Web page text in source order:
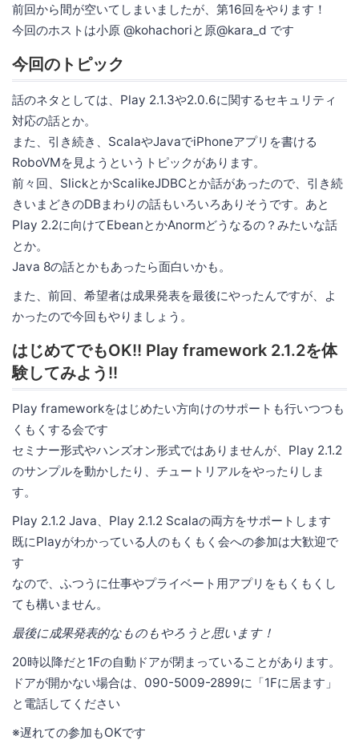
前回から間が空いてしまいましたが、第16回をやります！
今回のホストは小原 @kohachoriと原@kara_d です
今回のトピック
話のネタとしては、Play 2.1.3や2.0.6に関するセキュリティ
対応の話とか。
また、引き続き、ScalaやJavaでiPhoneアプリを書ける
RoboVMを見ようというトピックがあります。
前々回、SlickとかScalikeJDBCとか話があったので、引き続
きいまどきのDBまわりの話もいろいろありそうです。あと
Play 2.2に向けてEbeanとかAnormどうなるの？みたいな話
とか。
Java 8の話とかもあったら面白いかも。
また、前回、希望者は成果発表を最後にやったんですが、よ
かったので今回もやりましょう。
はじめてでもOK!! Play framework 2.1.2を体
験してみよう!!
Play frameworkをはじめたい方向けのサポートも行いつつも
くもくする会です
セミナー形式やハンズオン形式ではありませんが、Play 2.1.2
のサンプルを動かしたり、チュートリアルをやったりしま
す。
Play 2.1.2 Java、Play 2.1.2 Scalaの両方をサポートします
既にPlayがわかっている人のもくもく会への参加は大歓迎で
す
なので、ふつうに仕事やプライベート用アプリをもくもくし
ても構いません。
最後に成果発表的なものもやろうと思います！
20時以降だと1Fの自動ドアが閉まっていることがあります。
ドアが開かない場合は、090-5009-2899に「1Fに居ます」
と電話してください
※遅れての参加もOKです